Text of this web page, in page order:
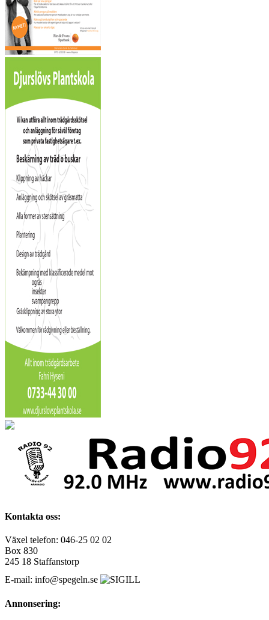
Kontakta oss:
Växel telefon: 046-25 02 02
Box 830
245 18 Staffanstorp
E-mail: info@spegeln.se
Annonsering: